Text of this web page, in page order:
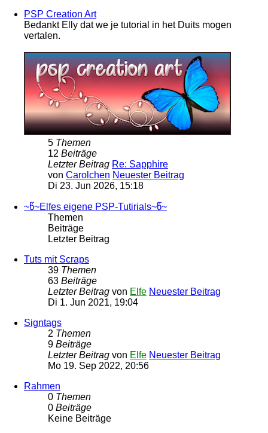
PSP Creation Art
Bedankt Elly dat we je tutorial in het Duits mogen
vertalen.
5 Themen
12 Beiträge
Letzter Beitrag Re: Sapphire
von Carolchen Neuester Beitrag
Di 23. Jun 2026, 15:18
~წ~Elfes eigene PSP-Tutirials~წ~
Themen
Beiträge
Letzter Beitrag
Tuts mit Scraps
39 Themen
63 Beiträge
Letzter Beitrag von Elfe Neuester Beitrag
Di 1. Jun 2021, 19:04
Signtags
2 Themen
9 Beiträge
Letzter Beitrag von Elfe Neuester Beitrag
Mo 19. Sep 2022, 20:56
Rahmen
0 Themen
0 Beiträge
Keine Beiträge